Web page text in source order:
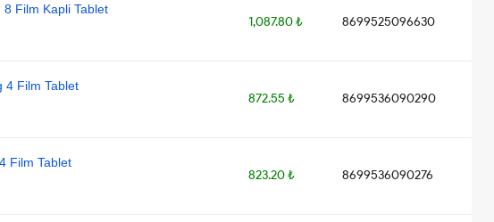
8 Film Kapli Tablet
1,087.80 ₺ 8699525096630
4 Film Tablet
872.55 ₺ 8699536090290
Film Tablet
823.20 ₺ 8699536090276